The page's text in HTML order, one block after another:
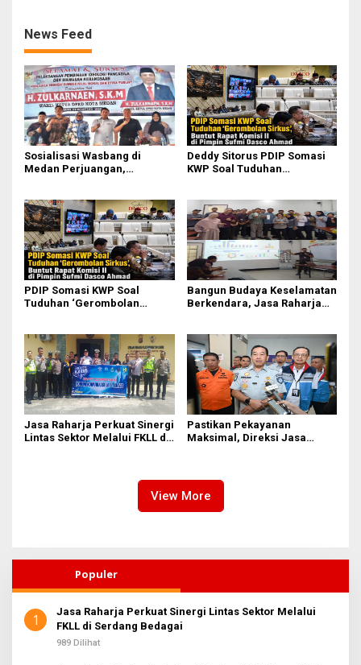
News Feed
Sosialisasi Wasbang di
Medan Perjuangan,
Anak
Deddy Sitorus PDIP Somasi
KWP Soal Tuduhan
Sufmi Dasco Ahmad
PDIP Somasi KWP Soal
Tuduhan ‘Gerombolan
Ahmad
Bangun Budaya Keselamatan
Berkendara, Jasa Raharja
Jasa Raharja Perkuat Sinergi
Lintas Sektor Melalui FKLL di
Pastikan Pekayanan
Maksimal, Direksi Jasa
View More
Populer
1
Jasa Raharja Perkuat Sinergi Lintas Sektor Melalui
FKLL di Serdang Bedagai
989 Dilihat